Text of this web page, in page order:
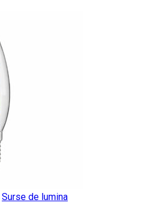
Surse de lumina